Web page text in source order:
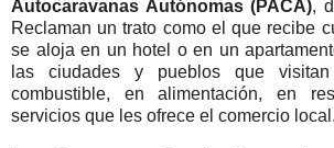
Autocaravanas Autónomas (PACA),
Reclaman un trato como el que recibe
se aloja en un hotel o en un
las ciudades y pueblos que
combustible, en alimentación, en
servicios que les ofrece el comercio local.